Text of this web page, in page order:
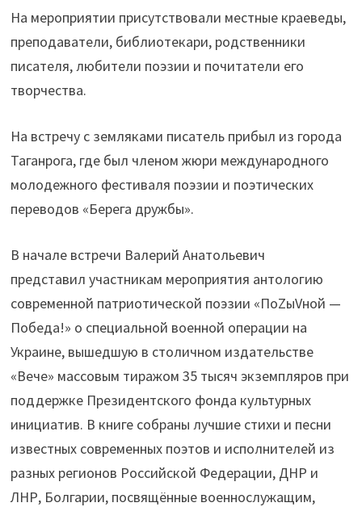
На мероприятии присутствовали местные краеведы,
преподаватели, библиотекари, родственники
писателя, любители поэзии и почитатели его
творчества.
На встречу с земляками писатель прибыл из города
Таганрога, где был членом жюри международного
молодежного фестиваля поэзии и поэтических
переводов «Берега дружбы».
В начале встречи Валерий Анатольевич
представил участникам мероприятия антологию
современной патриотической поэзии «ПоZыVной —
Победа!» о специальной военной операции на
Украине, вышедшую в столичном издательстве
«Вече» массовым тиражом 35 тысяч экземпляров при
поддержке Президентского фонда культурных
инициатив. В книге собраны лучшие стихи и песни
известных современных поэтов и исполнителей из
разных регионов Российской Федерации, ДНР и
ЛНР, Болгарии, посвящённые военнослужащим,